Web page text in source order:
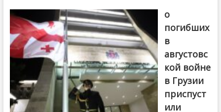
о
погибших
в
августовс
кой войне
в Грузии
приспуст
или